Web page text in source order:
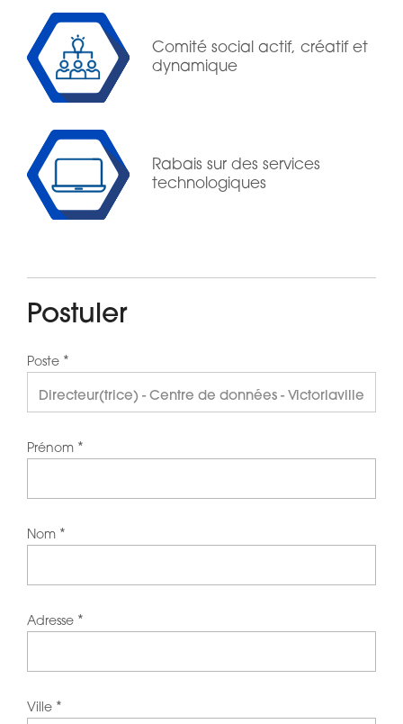
Comité social actif, créatif et
dynamique
Rabais sur des services
technologiques
Postuler
Poste *
Prénom *
Nom *
Adresse *
Ville *